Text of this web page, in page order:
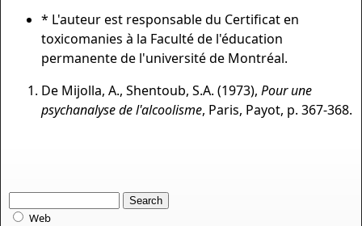
* L'auteur est responsable du Certificat en
toxicoma­nies à la Faculté de l'éducation
permanente de l'université de Montréal.
De Mijolla, A., Shentoub, S.A. (1973), Pour une
psychanalyse de l'alcoolisme, Paris, Payot, p. 367-368.
Web